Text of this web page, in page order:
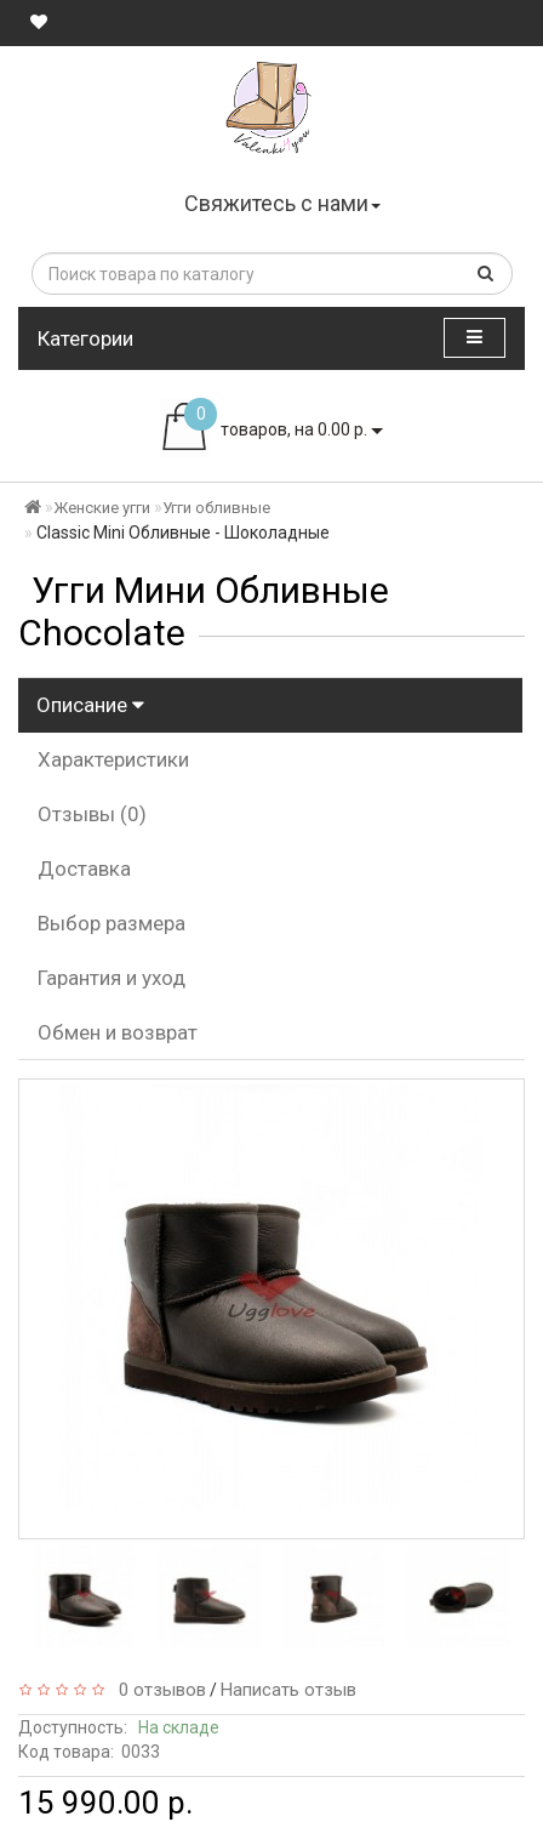
Свяжитесь с нами
Категории
0
товаров, на 0.00 р.
Женские угги Угги обливные
Classic Mini Обливные - Шоколадные
Угги Мини Обливные
Chocolate
Описание
Характеристики
Отзывы (0)
Доставка
Выбор размера
Гарантия и уход
Обмен и возврат
0 отзывов /Написать отзыв
Доступность:
На складе
Код товара: 0033
15 990.00 р.